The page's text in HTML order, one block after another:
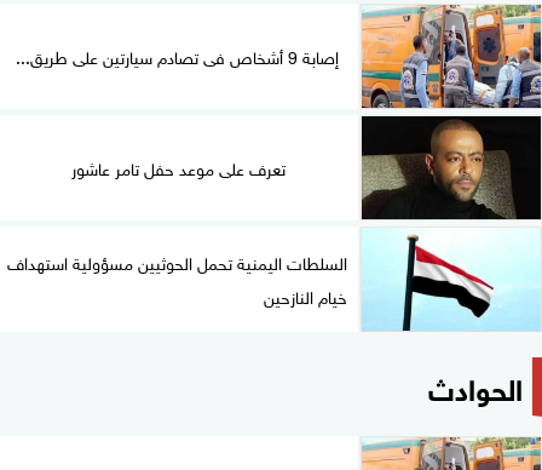
إصابة 9 أشخاص فى تصادم سيارتين على طريق...
تعرف على موعد حفل تامر عاشور
السلطات اليمنية تحمل الحوثيين مسؤولية استهداف
خيام النازحين
الحوادث